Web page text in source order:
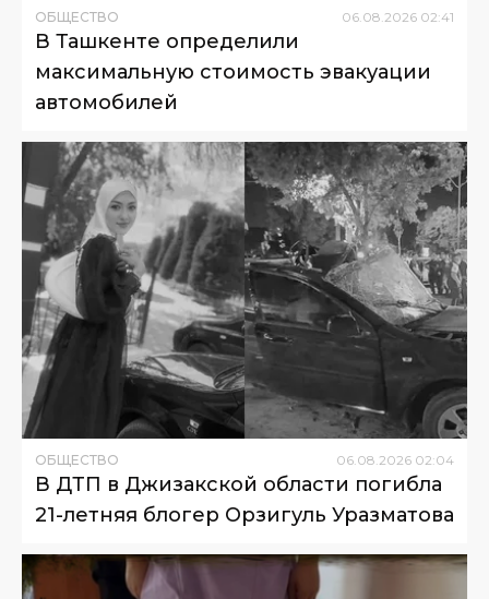
ОБЩЕСТВО 06.08.2026 02:41
В Ташкенте определили
максимальную стоимость эвакуации
автомобилей
ОБЩЕСТВО 06.08.2026 02:04
В ДТП в Джизакской области погибла
21-летняя блогер Орзигуль Уразматова